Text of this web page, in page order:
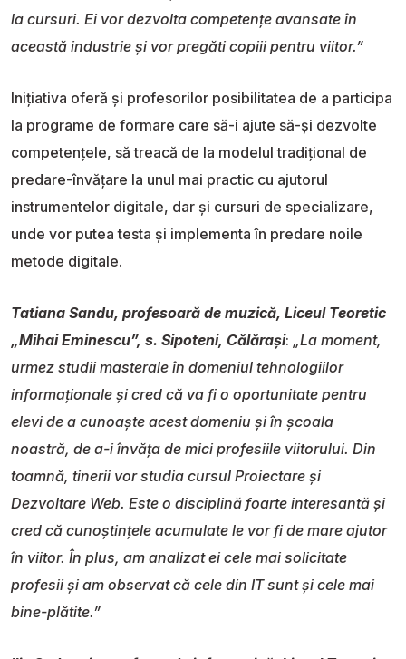
la cursuri. Ei vor dezvolta competențe avansate în
această industrie și vor pregăti copiii pentru viitor.”
Inițiativa oferă și profesorilor posibilitatea de a participa
la programe de formare care să-i ajute să-și dezvolte
competențele, să treacă de la modelul tradițional de
predare-învățare la unul mai practic cu ajutorul
instrumentelor digitale, dar și cursuri de specializare,
unde vor putea testa și implementa în predare noile
metode digitale.
Tatiana Sandu, profesoară de muzică, Liceul Teoretic
„Mihai Eminescu”, s. Sipoteni, Călărași: „La moment,
urmez studii masterale în domeniul tehnologiilor
informaționale și cred că va fi o oportunitate pentru
elevi de a cunoaște acest domeniu și în școala
noastră, de a-i învăța de mici profesiile viitorului. Din
toamnă, tinerii vor studia cursul Proiectare și
Dezvoltare Web. Este o disciplină foarte interesantă și
cred că cunoștințele acumulate le vor fi de mare ajutor
în viitor. În plus, am analizat ei cele mai solicitate
profesii și am observat că cele din IT sunt și cele mai
bine-plătite.”